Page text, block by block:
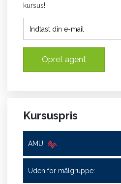
kursus!
Opret agent
Kursuspris
AMU:
Uden for målgruppe: